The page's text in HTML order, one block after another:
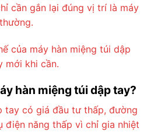
cần gắn lại đúng vị trí là máy
của máy hàn miệng túi dập
mới khi cần.
hàn miệng túi dập tay?
tay có giá đầu tư thấp, đường
điện năng thấp vì chỉ gia nhiệt